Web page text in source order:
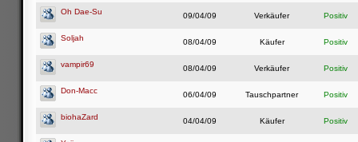
Oh Dae-Su 09/04/09 Verkäufer Positiv
Soljah 08/04/09 Käufer Positiv
vampir69 08/04/09 Verkäufer Positiv
Don-Macc 06/04/09 Tauschpartner Positiv
biohaZard 04/04/09 Käufer Positiv